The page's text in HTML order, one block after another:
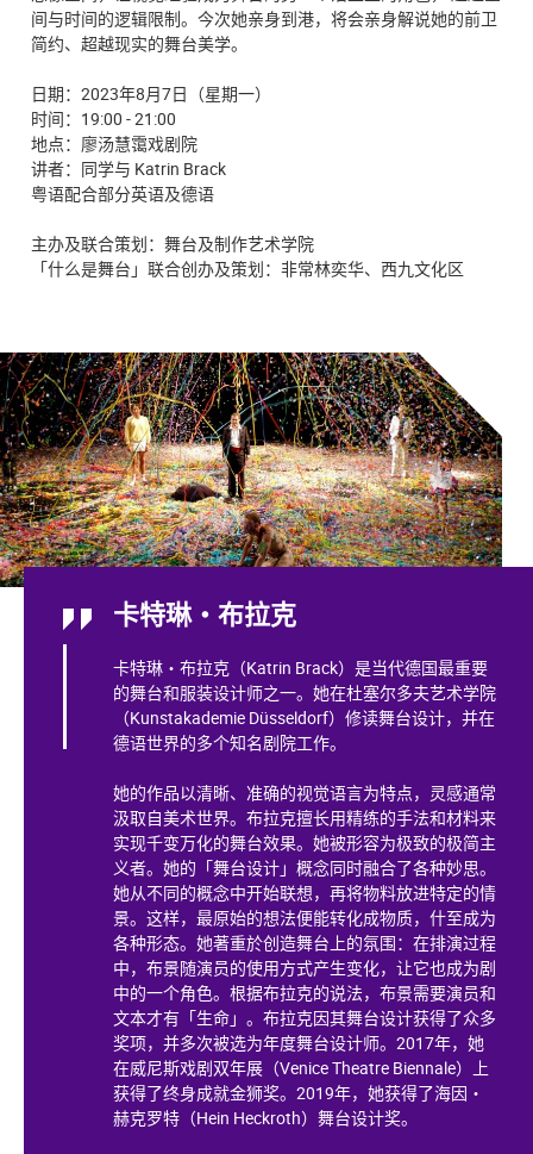
间与时间的逻辑限制。今次她亲身到港，将会亲身解说她的前卫
简约、超越现实的舞台美学。
日期：2023年8月7日（星期一）
时间：19:00 - 21:00
地点：廖汤慧霭戏剧院
讲者：同学与 Katrin Brack
粤语配合部分英语及德语
主办及联合策划：舞台及制作艺术学院
「什么是舞台」联合创办及策划：非常林奕华、西九文化区
卡特琳・布拉克
卡特琳・布拉克（Katrin Brack）是当代德国最重要
的舞台和服装设计师之一。她在杜塞尔多夫艺术学院
（Kunstakademie Düsseldorf）修读舞台设计，并在
德语世界的多个知名剧院工作。
她的作品以清晰、准确的视觉语言为特点，灵感通常
汲取自美术世界。布拉克擅长用精练的手法和材料来
实现千变万化的舞台效果。她被形容为极致的极简主
义者。她的「舞台设计」概念同时融合了各种妙思。
她从不同的概念中开始联想，再将物料放进特定的情
景。这样，最原始的想法便能转化成物质，什至成为
各种形态。她著重於创造舞台上的氛围：在排演过程
中，布景随演员的使用方式产生变化，让它也成为剧
中的一个角色。根据布拉克的说法，布景需要演员和
文本才有「生命」。布拉克因其舞台设计获得了众多
奖项，并多次被选为年度舞台设计师。2017年，她
在威尼斯戏剧双年展（Venice Theatre Biennale）上
获得了终身成就金狮奖。2019年，她获得了海因・
赫克罗特（Hein Heckroth）舞台设计奖。